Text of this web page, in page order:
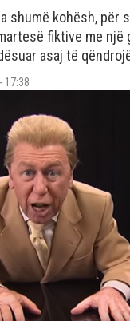
shumë kohësh, për
fiktive me një
asaj të
17:38